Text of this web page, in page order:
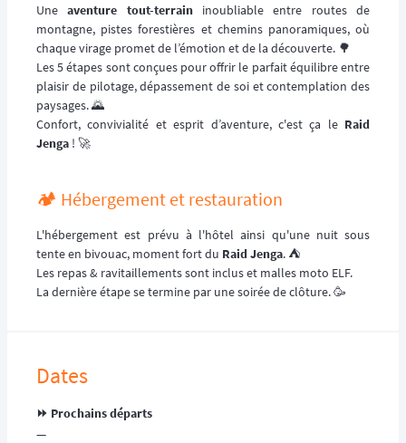
Uneaventure tout-terraininoubliable entre routes de
montagne, pistes forestières et chemins panoramiques, où
chaque virage promet de l’émotion et de la découverte. 🌳
Les 5 étapes sont conçues pour offrir le parfait équilibre entre
plaisir de pilotage, dépassement de soi et contemplation des
paysages. 🌄
Confort, convivialité et esprit d’aventure, c'est ça le Raid
Jenga ! 🚀
🏕️ Hébergement et restauration
L'hébergement est prévu à l'hôtel ainsi qu'une nuit sous
tente en bivouac, moment fort du Raid Jenga. ⛺️
Les repas & ravitaillements sont inclus et malles moto ELF.
La dernière étape se termine par une soirée de clôture. 🥳
Dates
⏩️ Prochains départs
—